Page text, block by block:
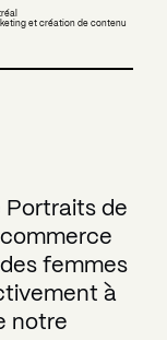
et création de contenu
Portraits de
femmes
à
notre